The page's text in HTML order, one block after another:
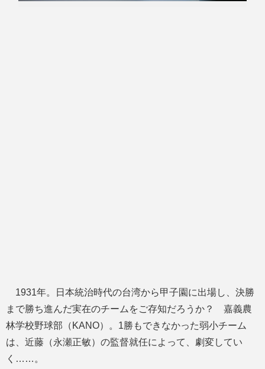
1931年。日本統治時代の台湾から甲子園に出場し、決勝
まで勝ち進んだ実在のチームをご存知だろうか？ 嘉義農
林学校野球部（KANO）。1勝もできなかった弱小チーム
は、近藤（永瀬正敏）の監督就任によって、劇変してい
く……。